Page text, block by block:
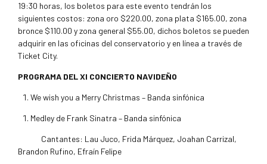
19:30 horas, los boletos para este evento tendrán los
siguientes costos: zona oro $220.00, zona plata $165.00, zona
bronce $110.00 y zona general $55.00, dichos boletos se pueden
adquirir en las oficinas del conservatorio y en línea a través de
Ticket City.
PROGRAMA DEL XI CONCIERTO NAVIDEÑO
We wish you a Merry Christmas – Banda sinfónica
Medley de Frank Sinatra – Banda sinfónica
Cantantes: Lau Juco, Frida Márquez, Joahan Carrizal,
Brandon Rufino, Efraín Felipe